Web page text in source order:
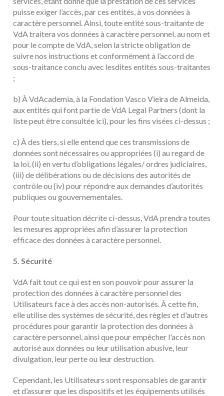
puisse exiger l’accès, par ces entités, à vos données à
caractère personnel. Ainsi, toute entité sous-traitante de
VdA traitera vos données à caractère personnel, au nom et
pour le compte de VdA, selon la stricte obligation de
suivre nos instructions et conformément à l’accord de
sous-traitance conclu avec lesdites entités sous-traitantes
;
b) À VdAcademia, à la Fondation Vasco Vieira de Almeida,
aux entités qui font partie de VdA Legal Partners (dont la
liste peut être consultée ici), pour les fins visées ci-dessus ;
c) À des tiers, si elle entend que ces transmissions de
données sont nécessaires ou appropriées (i) au regard de
la loi, (ii) en vertu d’obligations légales/ ordres judiciaires,
(iii) de délibérations ou de décisions des autorités de
contrôle ou (iv) pour répondre aux demandes d’autorités
publiques ou gouvernementales.
Pour toute situation décrite ci-dessus, VdA prendra toutes
les mesures appropriées afin d’assurer la protection
efficace des données à caractère personnel.
5. Sécurité
VdA fait tout ce qui est en son pouvoir pour assurer la
protection des données à caractère personnel des
Utilisateurs face à des accès non-autorisés. À cette fin,
elle utilise des systèmes de sécurité, des règles et d'autres
procédures pour garantir la protection des données à
caractère personnel, ainsi que pour empêcher l'accès non
autorisé aux données ou leur utilisation abusive, leur
divulgation, leur perte ou leur destruction.
Cependant, les Utilisateurs sont responsables de garantir
et d’assurer que les dispositifs et les équipements utilisés